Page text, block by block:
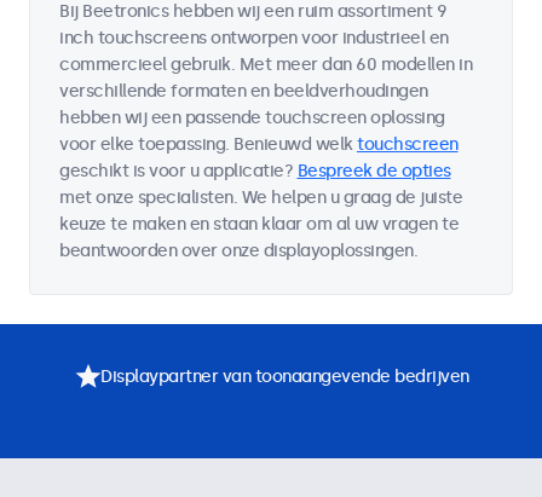
Bij Beetronics hebben wij een ruim assortiment 9
inch touchscreens ontworpen voor industrieel en
commercieel gebruik. Met meer dan 60 modellen in
verschillende formaten en beeldverhoudingen
hebben wij een passende touchscreen oplossing
voor elke toepassing. Benieuwd welktouchscreen
geschikt is voor u applicatie? Bespreek de opties
met onze specialisten. We helpen u graag de juiste
keuze te maken en staan klaar om al uw vragen te
beantwoorden over onze displayoplossingen.
Displaypartner van toonaangevende bedrijven